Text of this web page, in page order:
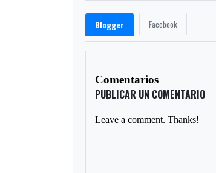
Blogger Facebook
Comentarios
PUBLICAR UN COMENTARIO
Leave a comment. Thanks!